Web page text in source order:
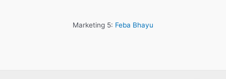
Marketing 5: Feba Bhayu